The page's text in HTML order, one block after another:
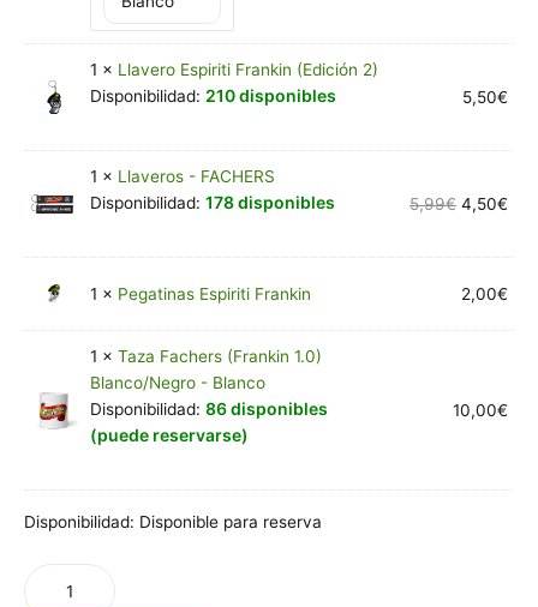
1 × Llavero Espiriti Frankin (Edición 2)
Disponibilidad: 210 disponibles 5,50€
1 × Llaveros - FACHERS
Disponibilidad: 178 disponibles 5,99€ 4,50€
1 × Pegatinas Espiriti Frankin 2,00€
1 × Taza Fachers (Frankin 1.0)
Blanco/Negro - Blanco
Disponibilidad: 86 disponibles
(puede reservarse)
10,00€
Disponibilidad: Disponible para reserva